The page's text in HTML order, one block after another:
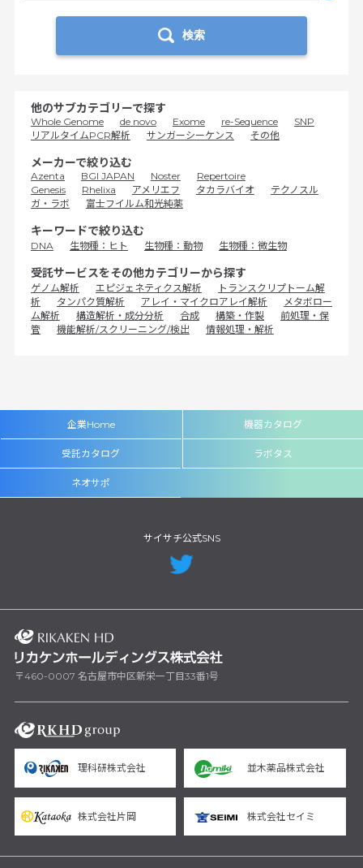
検索
他のサブカテゴリーで探す
Whole Genome de novo Exome re-Sequence
SNP
リアルタイムPCR解析
サンガーシーケンス その他
メーカーで絞り込む
Azenta BGI JAPAN Noster
Repertoire
Genesis
Rhelixa アメリエフ タカラバイオ
テクノスル
ガ・ラボ
富士フイルム和光純薬
キーワードで絞り込む
DNA 生物種：ヒト 生物種：動物 生物種：微生物
受託サービスをその他カテゴリーから探す
ゲノム解析 エピジェネティクス解析
トランスクリプトーム解
析
タンパク質解析 アレイ・マイクロアレイ解析
メタボロー
ム解析
構造解析・成分分析 合成 構築・作製
前処理・保
管
機能解析/スクリーニング/検出 情報処理・解析
企業Home 機器カタログ
受託カタログ ラボタス
ネオサポ
サイサチ公式SNS
〒460-0007 名古屋市中区新栄一丁目33番1号
理科研株式会社 並木薬品株式会社
株式会社片岡 株式会社セイミ